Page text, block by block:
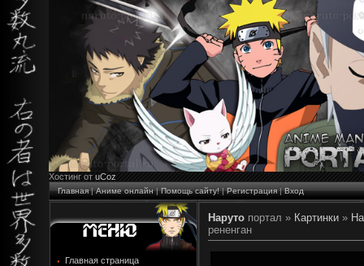
Хостинг от uCoz
Главная|Аниме онлайн|Помощь сайту!|Регистрация|Вход
Главная страница
Наруто портал » Картинки »
рененган